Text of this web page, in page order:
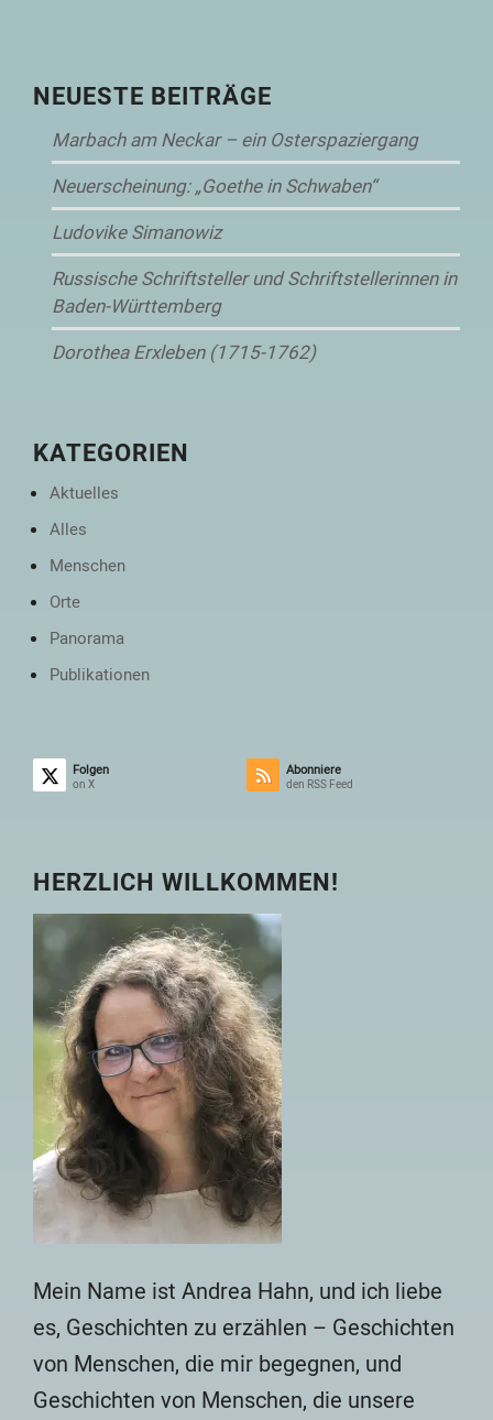
NEUESTE BEITRÄGE
Marbach am Neckar – ein Osterspaziergang
Neuerscheinung: „Goethe in Schwaben“
Ludovike Simanowiz
Russische Schriftsteller und Schriftstellerinnen in
Baden-Württemberg
Dorothea Erxleben (1715-1762)
KATEGORIEN
Aktuelles
Alles
Menschen
Orte
Panorama
Publikationen
Folgen
on X
Abonniere
den RSS Feed
HERZLICH WILLKOMMEN!
Mein Name ist Andrea Hahn, und ich liebe
es, Geschichten zu erzählen – Geschichten
von Menschen, die mir begegnen, und
Geschichten von Menschen, die unsere